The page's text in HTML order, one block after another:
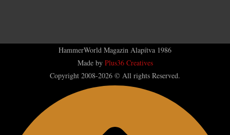
HammerWorld Magazin Alapítva 1986
Made by Plus36 Creatives
Copyright 2008-2026 © All rights Reserved.